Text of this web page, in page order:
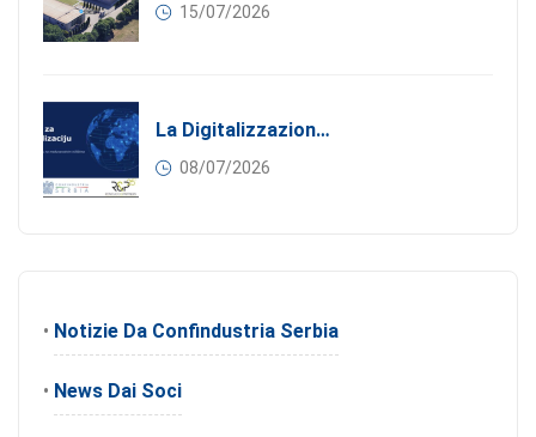
15/07/2026
La Digitalizzazione Come Motore Dell’internazionalizzazione
08/07/2026
• Notizie Da Confindustria Serbia
• News Dai Soci